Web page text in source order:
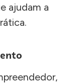
ajudam a